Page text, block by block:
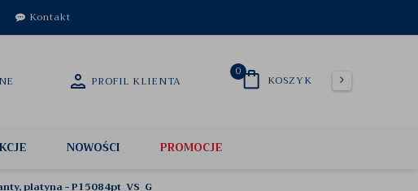
Kontakt
0
KOSZYK
PROFIL KLIENTA
NOWOŚCI PROMOCJE
platyna - P15084pt_VS_G